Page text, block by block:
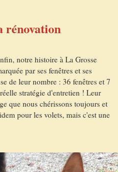
rénovation
notre histoire à La Grosse
par ses fenêtres et ses
de leur nombre : 36 fenêtres et 7
stratégie d'entretien ! Leur
que nous chérissons toujours et
pour les volets, mais c'est une